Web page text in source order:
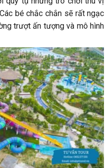
bé chắc chắn sẽ rất ngạc
trượt ấn tượng và mô hình